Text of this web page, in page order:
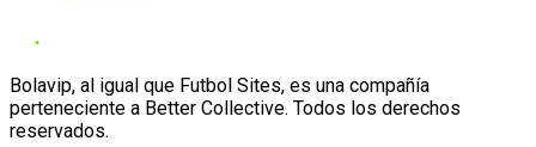
Bolavip, al igual que Futbol Sites, es una compañía
perteneciente a Better Collective. Todos los derechos
reservados.